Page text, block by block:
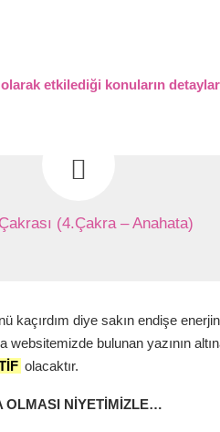
etkilediği konuların
(4.Çakra – Anahata)
kaçırdım diye sakın endişe
bulunan yazının
olacaktır.
OLMASI NİYETİMİZLE…